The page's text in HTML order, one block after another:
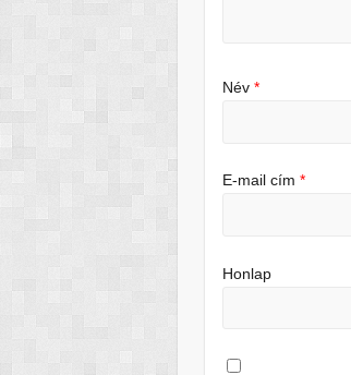
Név*
E-mail cím*
Honlap